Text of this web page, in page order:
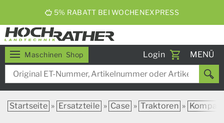
5% RABATT BEI WOCHENEXPRESS
Maschinen Shop Login
Toggle
MENÜ
Startseite » Ersatzteile » Case » Traktoren »